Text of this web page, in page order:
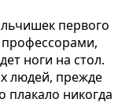
первого
профессорами,
ноги на стол.
людей, прежде
плакало никогда